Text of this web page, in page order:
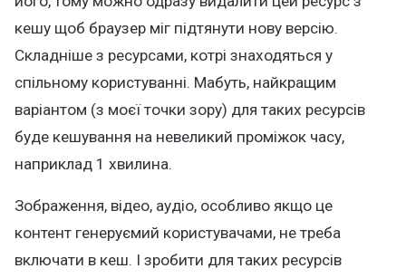
кешу щоб браузер міг підтянути нову версію.
Складніше з ресурсами, котрі знаходяться у
спільному користуванні. Мабуть, найкращим
варіантом (з моєї точки зору) для таких ресурсів
буде кешування на невеликий проміжок часу,
наприклад 1 хвилина.
Зображення, відео, аудіо, особливо якщо це
контент генеруємий користувачами, не треба
включати в кеш. І зробити для таких ресурсів